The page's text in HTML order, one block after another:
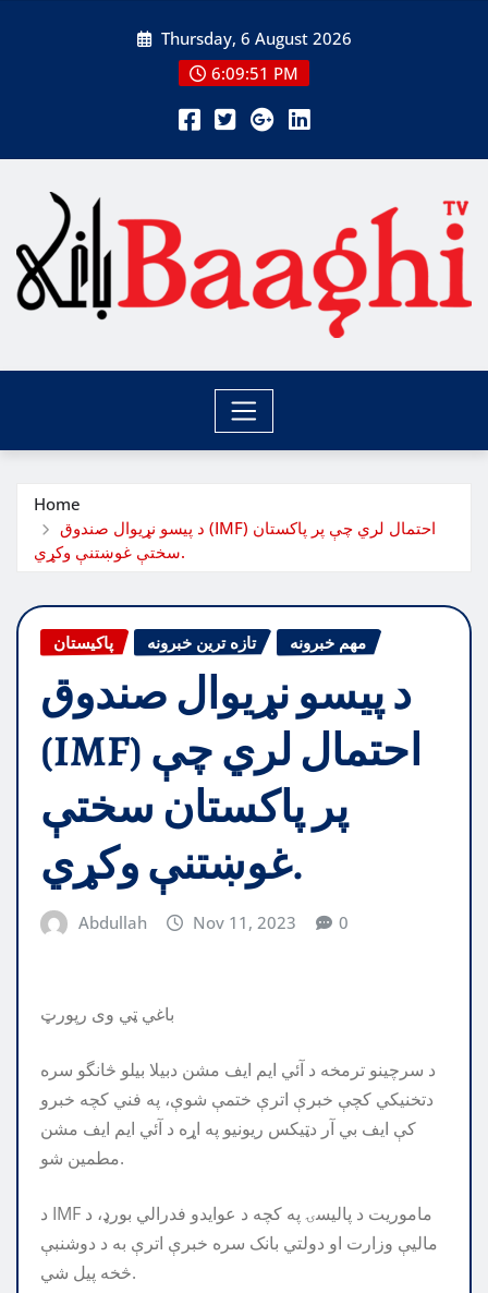
Thursday, 6 August 2026
6:09:53 PM
Home
د پیسو نړیوال صندوق (IMF) احتمال لري چې پر پاکستان
سختې غوښتنې وکړي.
پاکیستان تازه ترین خبرونه مهم خبرونه
د پیسو نړیوال صندوق
(IMF) احتمال لري چې
پر پاکستان سختې
غوښتنې وکړي.
Abdullah Nov 11, 2023 0
باغي ټي وی رپورټ
د سرچينو ترمخه د آئي ايم ايف مشن دبيلا بيلو څانگو سره
دتخنيکي کچې خبرې اترې ختمې شوې، په فني کچه خبرو
کې ايف بي آر دټيکس ريونيو په اړه د آئي ايم ايف مشن
مطمين شو.
د IMF ماموریت د پالیسۍ په کچه د عوایدو فدرالي بورډ، د
مالیې وزارت او دولتي بانک سره خبرې اترې به د دوشنبې
څخه پیل شي.